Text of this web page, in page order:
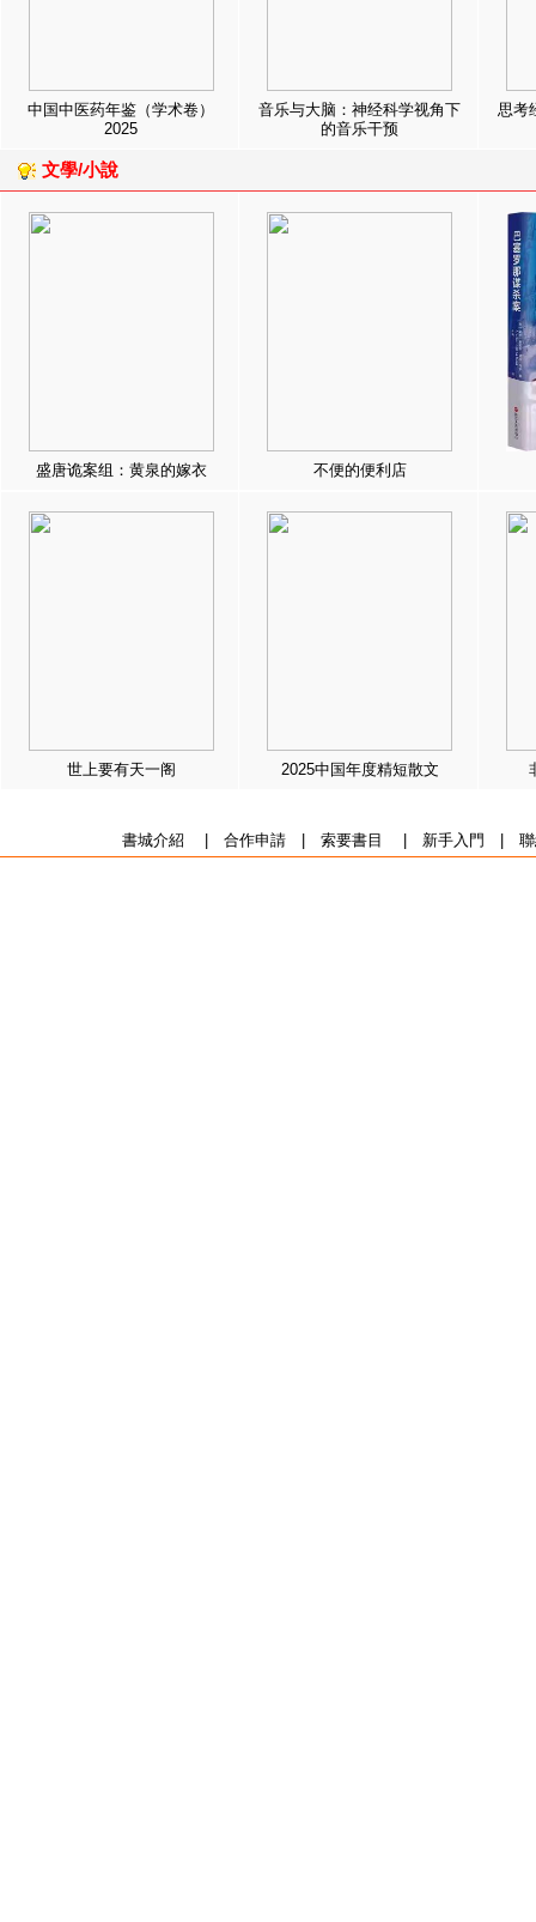
中国中医药年鉴（学术卷）
2025
音乐与大脑：神经科学视角下
的音乐干预
思考
文學/小說
盛唐诡案组：黄泉的嫁衣 不便的便利店
世上要有天一阁 2025中国年度精短散文
書城介紹 合作申請| 索要書目 新手入門